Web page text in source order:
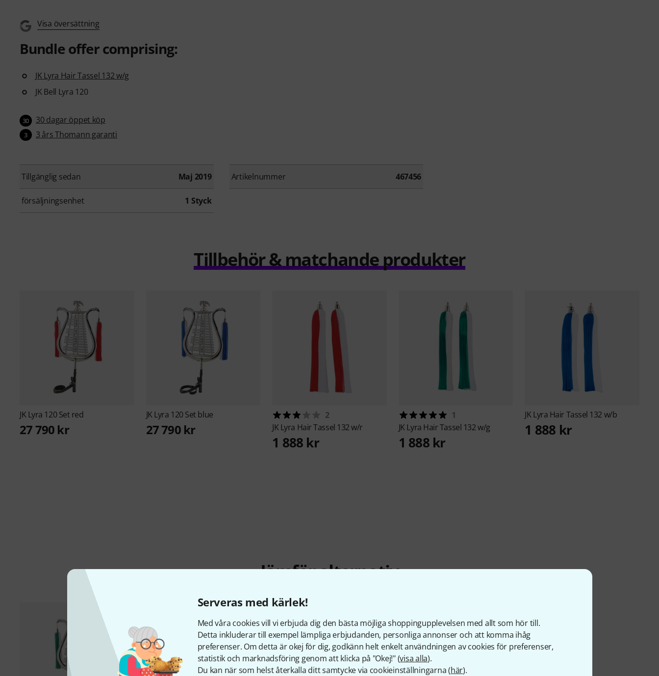
Serveras med kärlek!
Med våra cookies vill vi erbjuda dig den bästa möjliga shoppingupplevelsen med allt som hör till.
Detta inkluderar till exempel lämpliga erbjudanden, personliga annonser och att komma ihåg
preferenser. Om detta är okej för dig, godkänn helt enkelt användningen av cookies för preferenser,
statistik och marknadsföring genom att klicka på "Okej!" (visa alla).
Du kan när som helst återkalla ditt samtycke via cookieinställningarna (här).
Visa översättning
Bundle offer comprising:
JK Lyra Hair Tassel 132 w/g
JK Bell Lyra 120
30 30 dagar öppet köp
3 3 års Thomann garanti
Tillgänglig sedan Maj 2019 Artikelnummer 467456
försäljningsenhet 1 Styck
Tillbehör & matchande produkter
JKLyra 120 Set red
27 790 kr
JKLyra 120 Set blue
27 790 kr
2
JKLyra Hair Tassel 132 w/r
1 888 kr
1
JKLyra Hair Tassel 132 w/g
1 888 kr
JKLyra Hair Tassel 132 w/b
1 888 kr
Jämför alternativ